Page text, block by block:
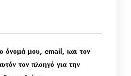
όνομά μου, email, και τον
τον πλοηγό για την